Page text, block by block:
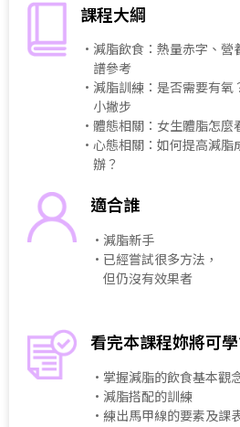
課程大綱
・減脂飲食：熱量赤字、
譜參考
・減脂訓練：是否需要有
小撇步
・體態相關：女生體脂怎麼
・心態相關：如何提高減
辦？
適合誰
・減脂新手
・已經嘗試很多方法，
但仍沒有效果者
看完本課程妳將可
・掌握減脂的飲食基本觀
・減脂搭配的訓練
・練出馬甲線的要素及課